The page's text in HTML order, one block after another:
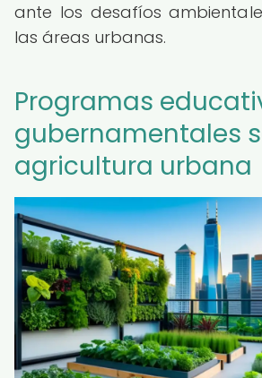
ante los desafíos
las áreas urbanas.
Programas
gubernamentales
agricultura urbana